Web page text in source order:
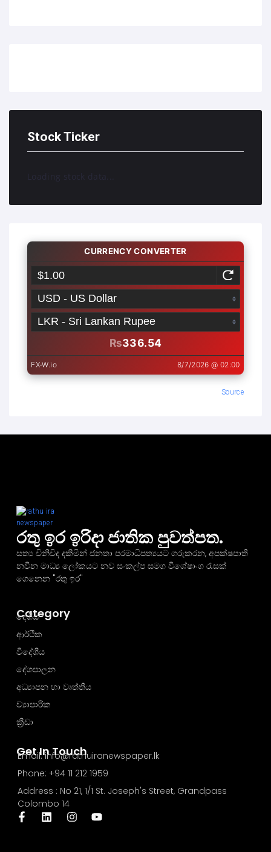
Stock Ticker
Loading stock data...
Source
රතු ඉර ඉරිදා ජාතික පුවත්පත.
සත්‍ය විනිවිද දකිමින් ජනතා පරමාධිපත්‍යයට ගරුකරන, අපක්ෂපාතී
නවීන මාධ්‍ය ලෝකයට නව සංකල්ප සමග විශේෂාංග රැසක්
ගෙනෙන "රතු ඉර"
Get In Touch
Email: info@rathuiranewspaper.lk
Phone: +94 11 212 1959
Address : No 21, 1/1 St. Joseph's Street, Grandpass
Colombo 14
Category
දේශීය
ආර්ථික
විදේශීය
දේශපාලන
අධ්‍යාපන හා වෘත්තීය
ව්‍යාපාරික
ක්‍රීඩා